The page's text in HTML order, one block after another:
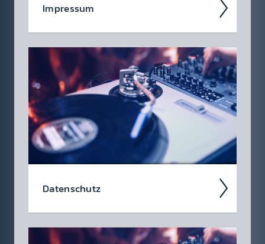
Impress­um
Radio 88.6 ist ein öster­reich­ischer Privat­
radio­sender mit Sende­gebiet Wien, Nieder­
öster­reich, Burgen­land, Graz und Umge­bung,
Ober­öster­reich sowie...
Daten­schutz
Im Daten­schutz­hinweis der Radio Eins